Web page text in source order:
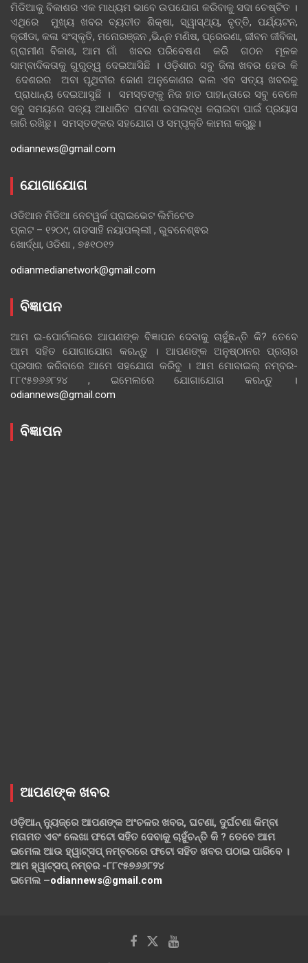
ମିଡିଆକୁ ବିକାଶର ଏକ ମାଧ୍ୟମ ଭାବେ ଉପଯୋଗ କରିବାକୁ ସଦା ଚେଷ୍ଟିତ ।
ଏଥିରେ ମୁଖ୍ୟ ଖବର ବ୍ୟତୀତ ଶିକ୍ଷା, ସ୍ୱାସ୍ଥ୍ୟ, ବୃତ୍ତି, ପର୍ଯ୍ୟଟନ,
କ୍ରୀଡା, କଳା ସଂସ୍କୃତି, ମନୋରଞ୍ଜନ ,ଭିନ୍ନ ମଣିଷ, ପ୍ରେରଣା, ଜୀବନ ଜୀବିକା,
ଗ୍ରାମୀଣ ବିକାଶ, ଆମ ଗାଁ ଖବର ପରିବେଷଣ କରି ଗଠନ ମୂଳକ
ସାମ୍ବାଦିକତାକୁ ଗୁରୁତ୍ୱ ଦେଇଆସିଛି । ଓଡ଼ିଶାର ସବୁ ଜିଲା ଖବର ହେଉ କି
ଦେଶରର ଅବା ପୃଥିବୀର କୋଣ ଅନୁକୋଣର ଭଲ ଏବ ସତ୍ୟ ଖବରକୁ
ପ୍ରାଧାନ୍ୟ ଦେଇଆସୁଛି । ସମସ୍ତଙ୍କୁ ନିଜ ହାତ ପାହାନ୍ତାରେ ସବୁ ବେଳେ
ସବୁ ସମୟରେ ସତ୍ୟ ଆଧାରିତ ଘଟଣା ଉପଲବ୍ଧ କରାଇବା ପାଇଁ ପ୍ରୟାସ
ଜାରି ରଖିଛୁ। ସମସ୍ତଙ୍କର ସହଯୋଗ ଓ ସମ୍ପୃକ୍ତି କାମନା କରୁଛୁ।
odiannews@gmail.com
ଯୋଗାଯୋଗ
ଓଡିଆନ ମିଡିଆ ନେଟୱର୍କ ପ୍ରାଇଭେଟ ଲିମିଟେଡ
ପ୍ଲଟ – ୧୨୦୯, ଗଡସାହି ନୟାପଲ୍ଲୀ , ଭୁବନେଶ୍ଵର
ଖୋର୍ଦ୍ଧା, ଓଡିଶା , ୭୫୧୦୧୨
odianmedianetwork@gmail.com
ବିଜ୍ଞାପନ
ଆମ ଇ-ପୋର୍ଟାଲରେ ଆପଣଙ୍କ ବିଜ୍ଞାପନ ଦେବାକୁ ଚାହୁଁଛନ୍ତି କି? ତେବେ
ଆମ ସହିତ ଯୋଗାଯୋଗ କରନ୍ତୁ । ଆପଣଙ୍କ ଅନୁଷ୍ଠାନର ପ୍ରଚାର
ପ୍ରସାର କରିବାରେ ଆମେ ସହଯୋଗ କରିବୁ । ଆମ ମୋବାଇଲ୍ ନମ୍ବର-
୮୮୯୫୭୬୬୮୨୪ , ଇମେଲରେ ଯୋଗାଯୋଗ କରନ୍ତୁ ।
odiannews@gmail.com
ବିଜ୍ଞାପନ
ଆପଣଙ୍କ ଖବର
ଓଡ଼ିଆନ୍ ନ୍ୟୁଜ୍‌ରେ ଆପଣଙ୍କ ଅଂଚଳର ଖବର, ଘଟଣା, ଦୁର୍ଘଟଣା କିମ୍ବା
ମତାମତ ଏବଂ ଲେଖା ଫଟୋ ସହିତ ଦେବାକୁ ଚାହୁଁଚନ୍ତି କି ? ତେବେ ଆମ
ଇମେଲ ଆଉ ହ୍ୱାଟ୍‌ସପ୍ ନମ୍ବରରେ ଫଟୋ ସହିତ ଖବର ପଠାଇ ପାରିବେ ।
ଆମ ହ୍ୱାଟ୍‌ସପ୍ ନମ୍ବର -୮୮୯୫୭୬୬୮୨୪
ଇମେଲ –odiannews@gmail.com